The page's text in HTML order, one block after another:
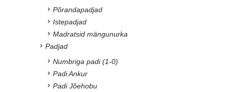
Põrandapadjad
Istepadjad
Madratsid mängunurka
Padjad
Numbriga padi (1-0)
Padi Ankur
Padi Jõehobu